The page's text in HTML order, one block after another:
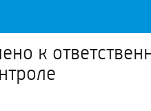
к